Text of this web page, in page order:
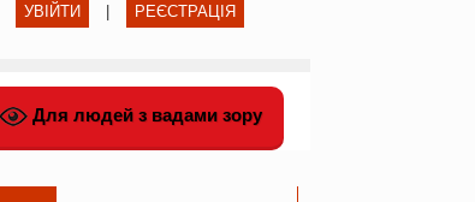
УВІЙТИ РЕЄСТРАЦІЯ
Для людей з вадами зору